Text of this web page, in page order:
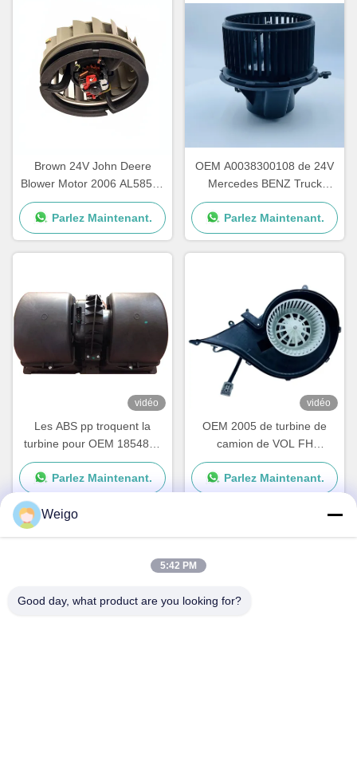
Brown 24V John Deere
Blower Motor 2006 AL58527
62412082 une garantie d'an
Parlez Maintenant.
OEM A0038300108 de 24V
Mercedes BENZ Truck
Blower Motor AXOR ATEGO
Parlez Maintenant.
vidéo
Les ABS pp troquent la
turbine pour OEM 1854876
de série de Scania G P R
2195206 1854877
DDSC003TT
Parlez Maintenant.
vidéo
OEM 2005 de turbine de
camion de VOL FH
84223449 82349000
7482349000
Parlez Maintenant.
Adresse
Weigo
5:42 PM
Good day, what product are you looking for?